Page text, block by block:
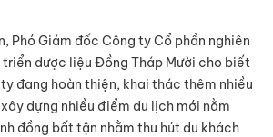
Phó Giám đốc Công ty Cổ phần nghiên
dược liệu Đồng Tháp Mười cho biết
đang hoàn thiện, khai thác thêm nhiều
dựng nhiều điểm du lịch mới nằm
đồng bất tận nhằm thu hút du khách